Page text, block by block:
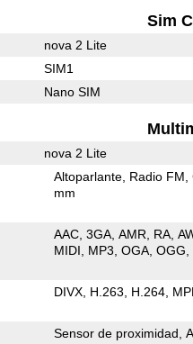
Sim
nova 2 Lite
SIM1
Nano SIM
nova 2 Lite
Altoparlante Radio FM
mm
AAC 3GA AMR RA
MIDI
MP3 OGA OGG
DIVX H.263 H.264
Sensor de proximidad